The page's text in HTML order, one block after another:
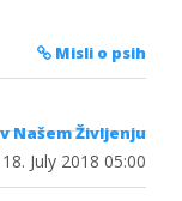
Misli o psih
Našem Življenju
18. July 2018 05:00